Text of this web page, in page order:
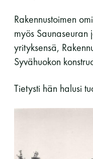
Rakennustoimen
myös Saunaseuran
yrityksensä,
Syvähuokon
Tietysti hän halusi